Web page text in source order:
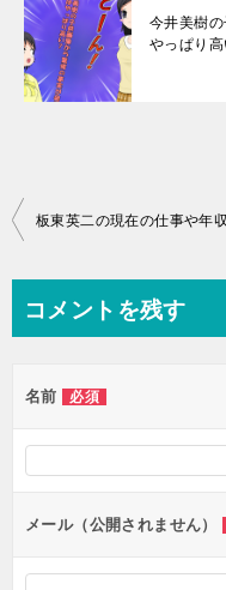
今井美樹
やっぱり高
投
ビ
ー
シ
ン
コメントを残す
名前 必須
メール（公開されません）